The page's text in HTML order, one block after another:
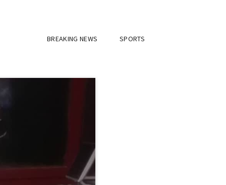
BREAKING NEWS SPORTS